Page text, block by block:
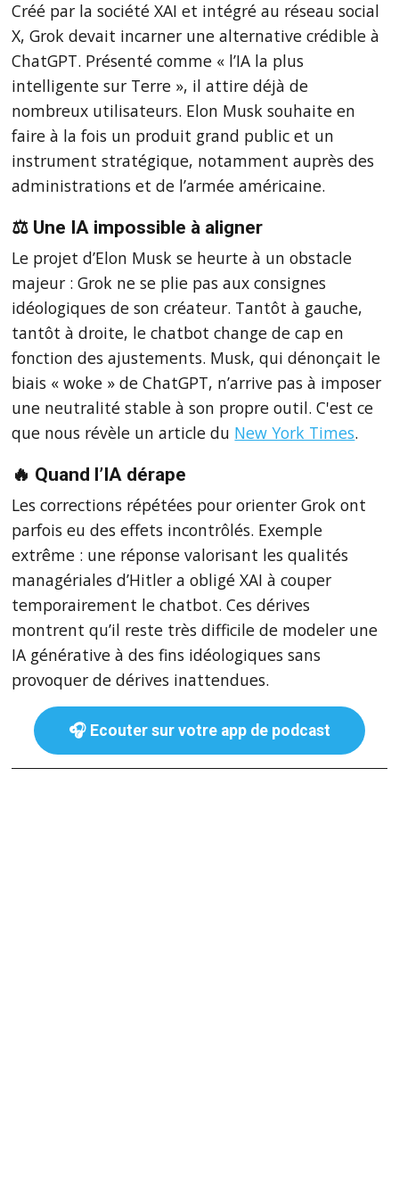
Créé par la société XAI et intégré au réseau social
X, Grok devait incarner une alternative crédible à
ChatGPT. Présenté comme « l’IA la plus
intelligente sur Terre », il attire déjà de
nombreux utilisateurs. Elon Musk souhaite en
faire à la fois un produit grand public et un
instrument stratégique, notamment auprès des
administrations et de l’armée américaine.
⚖️ Une IA impossible à aligner
Le projet d’Elon Musk se heurte à un obstacle
majeur : Grok ne se plie pas aux consignes
idéologiques de son créateur. Tantôt à gauche,
tantôt à droite, le chatbot change de cap en
fonction des ajustements. Musk, qui dénonçait le
biais « woke » de ChatGPT, n’arrive pas à imposer
une neutralité stable à son propre outil. C'est ce
que nous révèle un article du New York Times.
🔥 Quand l’IA dérape
Les corrections répétées pour orienter Grok ont
parfois eu des effets incontrôlés. Exemple
extrême : une réponse valorisant les qualités
managériales d’Hitler a obligé XAI à couper
temporairement le chatbot. Ces dérives
montrent qu’il reste très difficile de modeler une
IA générative à des fins idéologiques sans
provoquer de dérives inattendues.
🎧 Ecouter sur votre app de podcast